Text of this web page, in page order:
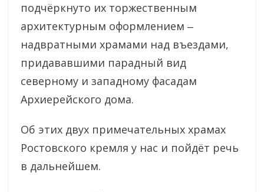
подчёркнуто их торжественным
архитектурным оформлением ‒
надвратными храмами над въездами,
придававшими парадный вид
северному и западному фасадам
Архиерейского дома.
Об этих двух примечательных храмах
Ростовского кремля у нас и пойдёт речь
в дальнейшем.